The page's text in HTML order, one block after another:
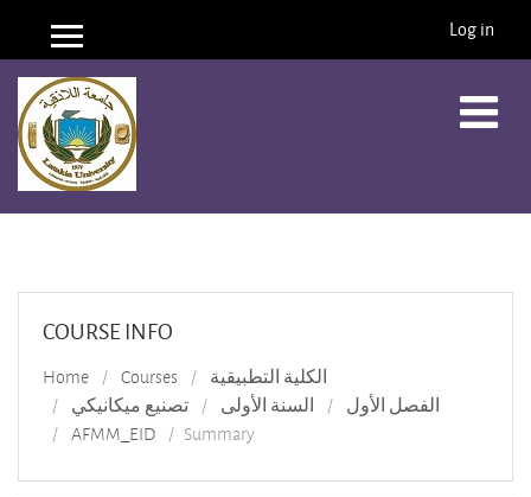
Skip to main content
Side panel Log in
COURSE INFO
Home Courses
الكلية التطبيقية
تصنيع ميكانيكي
السنة الأولى
الفصل الأول
AFMM_EID
Summary